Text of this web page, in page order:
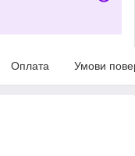
Оплата Умови